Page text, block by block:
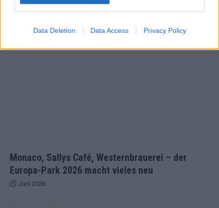
Data Deletion Data Access Privacy Policy
Monaco, Sallys Café, Westernbrauerei – der
Europa-Park 2026 macht vieles neu
Juni 2026